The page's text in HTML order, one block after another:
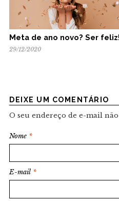
Meta de ano novo? Ser feliz!
29/12/2020
DEIXE UM COMENTÁRIO
O seu endereço de e-mail
Nome *
E-mail *